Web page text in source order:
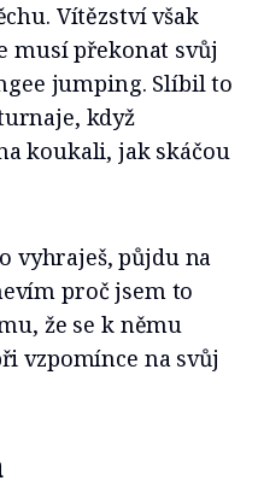
Vítězství však
musí překonat svůj
jumping. Slíbil to
když
koukali, jak skáčou
vyhraješ, půjdu na
proč jsem to
že se k němu
vzpomínce na svůj